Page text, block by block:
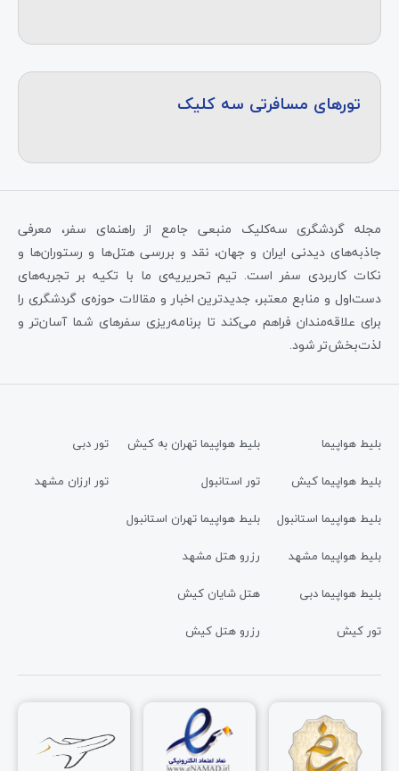
تورهای مسافرتی سه کلیک
مجله گردشگری سه‌کلیک منبعی جامع از راهنمای سفر، معرفی
جاذبه‌های دیدنی ایران و جهان، نقد و بررسی هتل‌ها و رستوران‌ها و
نکات کاربردی سفر است. تیم تحریریه‌ی ما با تکیه بر تجربه‌های
دست‌اول و منابع معتبر، جدیدترین اخبار و مقالات حوزه‌ی گردشگری را
برای علاقه‌مندان فراهم می‌کند تا برنامه‌ریزی سفرهای شما آسان‌تر و
لذت‌بخش‌تر شود.
بلیط هواپیما
بلیط هواپیما کیش
بلیط هواپیما استانبول
بلیط هواپیما مشهد
بلیط هواپیما دبی
تور کیش
بلیط هواپیما تهران به کیش
تور استانبول
بلیط هواپیما تهران استانبول
رزرو هتل مشهد
هتل شایان کیش
رزرو هتل کیش
تور دبی
تور ارزان مشهد